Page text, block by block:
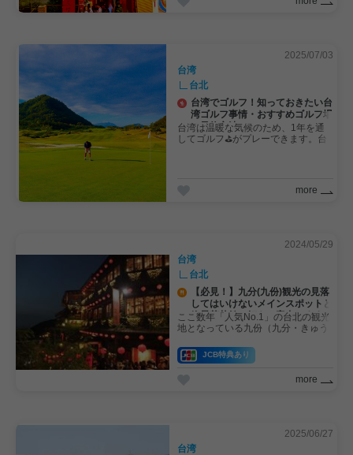
2025/07/03
台湾
台北
台湾でゴルフ！知っておきたい台
湾ゴルフ事情・おすすめゴルフ場
・予約方法
台湾は温暖な気候のため、1年を通
してゴルフ⛳️がプレーできます。台
、予約方法を紹介します。
more
2024/05/29
台湾
台北
【必見！】九分(九份)観光の見落
してはいけないメインスポットと
絶景茶芸館２軒をご案内しますー
！
ここ数年「人気No.1」の台北の観光
地となっている九份（九分・きゅう
台北市内から少し離れているため、
片道1時間15分ほどかかりますが、
もにぎやかです😊では、JCBプラザ
JCB特典あり
more
2025/06/27
台湾